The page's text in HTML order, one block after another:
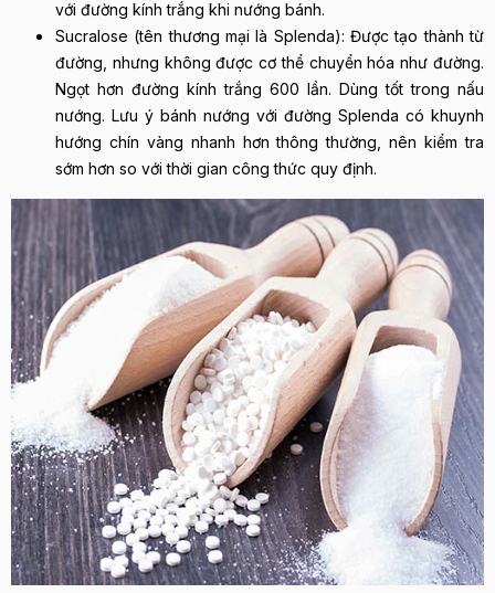
với đường kính trắng khi nướng bánh.
Sucralose (tên thương mại là Splenda): Được tạo thành từ
đường, nhưng không được cơ thể chuyển hóa như đường.
Ngọt hơn đường kính trắng 600 lần. Dùng tốt trong nấu
nướng. Lưu ý bánh nướng với đường Splenda có khuynh
hướng chín vàng nhanh hơn thông thường, nên kiểm tra
sớm hơn so với thời gian công thức quy định.